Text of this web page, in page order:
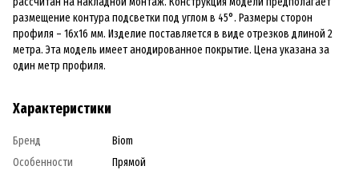
размещение контура подсветки под углом в 45°. Размеры сторон
профиля – 16х16 мм. Изделие поставляется в виде отрезков длиной 2
метра. Эта модель имеет анодированное покрытие. Цена указана за
один метр профиля.
Характеристики
Бренд
Biom
Особенности
Прямой